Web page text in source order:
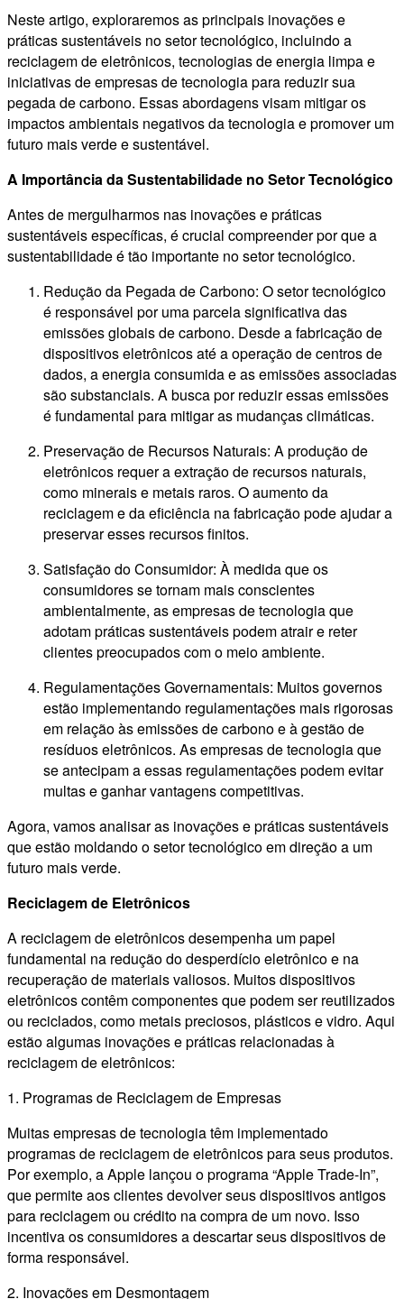
Neste artigo, exploraremos as principais inovações e
práticas sustentáveis no setor tecnológico, incluindo a
reciclagem de eletrônicos, tecnologias de energia limpa e
iniciativas de empresas de tecnologia para reduzir sua
pegada de carbono. Essas abordagens visam mitigar os
impactos ambientais negativos da tecnologia e promover um
futuro mais verde e sustentável.
A Importância da Sustentabilidade no Setor Tecnológico
Antes de mergulharmos nas inovações e práticas
sustentáveis específicas, é crucial compreender por que a
sustentabilidade é tão importante no setor tecnológico.
Redução da Pegada de Carbono: O setor tecnológico
é responsável por uma parcela significativa das
emissões globais de carbono. Desde a fabricação de
dispositivos eletrônicos até a operação de centros de
dados, a energia consumida e as emissões associadas
são substanciais. A busca por reduzir essas emissões
é fundamental para mitigar as mudanças climáticas.
Preservação de Recursos Naturais: A produção de
eletrônicos requer a extração de recursos naturais,
como minerais e metais raros. O aumento da
reciclagem e da eficiência na fabricação pode ajudar a
preservar esses recursos finitos.
Satisfação do Consumidor: À medida que os
consumidores se tornam mais conscientes
ambientalmente, as empresas de tecnologia que
adotam práticas sustentáveis ​​podem atrair e reter
clientes preocupados com o meio ambiente.
Regulamentações Governamentais: Muitos governos
estão implementando regulamentações mais rigorosas
em relação às emissões de carbono e à gestão de
resíduos eletrônicos. As empresas de tecnologia que
se antecipam a essas regulamentações podem evitar
multas e ganhar vantagens competitivas.
Agora, vamos analisar as inovações e práticas sustentáveis
que estão moldando o setor tecnológico em direção a um
futuro mais verde.
Reciclagem de Eletrônicos
A reciclagem de eletrônicos desempenha um papel
fundamental na redução do desperdício eletrônico e na
recuperação de materiais valiosos. Muitos dispositivos
eletrônicos contêm componentes que podem ser reutilizados
ou reciclados, como metais preciosos, plásticos e vidro. Aqui
estão algumas inovações e práticas relacionadas à
reciclagem de eletrônicos:
1. Programas de Reciclagem de Empresas
Muitas empresas de tecnologia têm implementado
programas de reciclagem de eletrônicos para seus produtos.
Por exemplo, a Apple lançou o programa “Apple Trade-In”,
que permite aos clientes devolver seus dispositivos antigos
para reciclagem ou crédito na compra de um novo. Isso
incentiva os consumidores a descartar seus dispositivos de
forma responsável.
2. Inovações em Desmontagem